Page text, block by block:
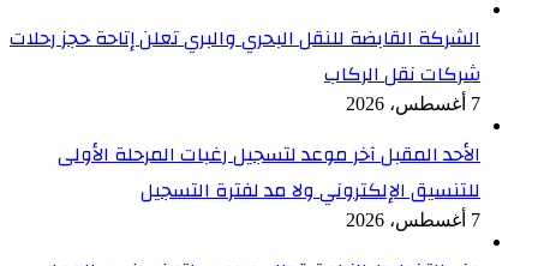
الشركة القابضة للنقل البحري والبري تعلن إتاحة حجز رحلات
شركات نقل الركاب
7 أغسطس، 2026
الأحد المقبل آخر موعد لتسجيل رغبات المرحلة الأولى
للتنسيق الإلكتروني ولا مد لفترة التسجيل
7 أغسطس، 2026